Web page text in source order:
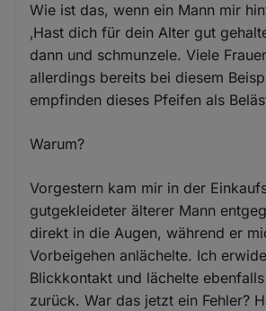
Wie ist das, wenn ein Mann mir
‚Hast dich für dein Alter gut
dann und schmunzele. Viele
allerdings bereits bei diesem
empfinden dieses Pfeifen als
Warum?
Vorgestern kam mir in der
gutgekleideter älterer Mann
direkt in die Augen, während er
Vorbeigehen anlächelte. Ich
Blickkontakt und lächelte
zurück. War das jetzt ein Fehler?